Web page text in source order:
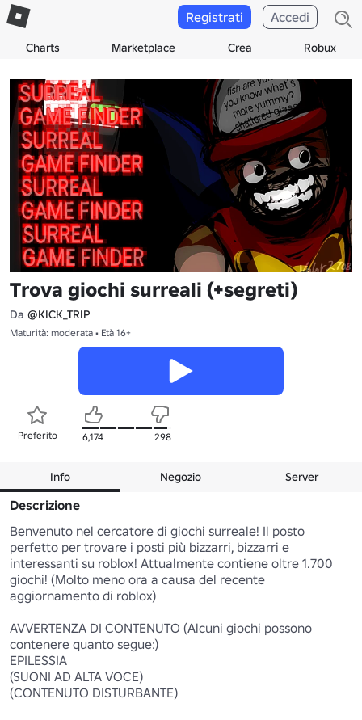
Charts Marketplace Crea Robux
Registrati Accedi
Trova giochi surreali (+segreti)
Da @KICK_TRIP
Maturità: moderata • Età 16+
Preferito 6,174 298
Info Negozio Server
Descrizione
Benvenuto nel cercatore di giochi surreale! Il posto
perfetto per trovare i posti più bizzarri, bizzarri e
interessanti su roblox! Attualmente contiene oltre 1.700
giochi! (Molto meno ora a causa del recente
aggiornamento di roblox)
AVVERTENZA DI CONTENUTO (Alcuni giochi possono
contenere quanto segue:)
EPILESSIA
(SUONI AD ALTA VOCE)
(CONTENUTO DISTURBANTE)